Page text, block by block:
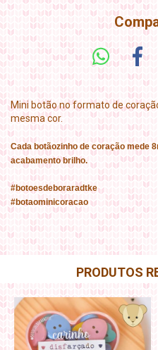
Mini botão no formato de
mesma cor.
Cada botãozinho de coração mede
acabamento brilho.
#botoesdeboraradtke
#botaominicoracao
PRODUTOS